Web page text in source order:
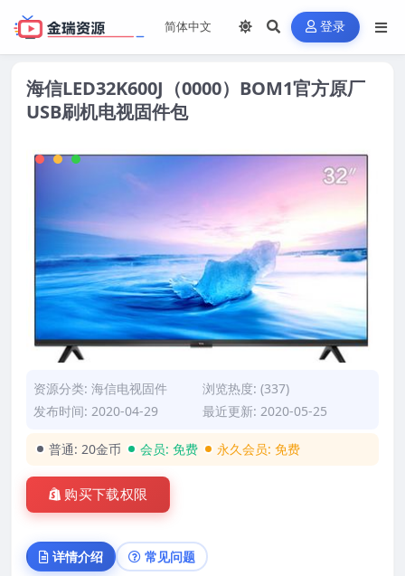
登录
海信LED32K600J（0000）BOM1官方原厂
USB刷机电视固件包
资源分类: 海信电视固件
浏览热度: (337)
发布时间: 2020-04-29
最近更新: 2020-05-25
普通: 20金币 会员: 免费 永久会员: 免费
购买下载权限
详情介绍 常见问题